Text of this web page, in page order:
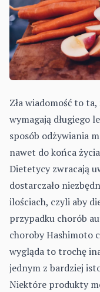
Zła wiadomość to
wymagają długiego
sposób odżywiania
nawet do końca
Dietetycy zwracają
dostarczało
ilościach, czyli aby
przypadku chorób
choroby Hashimoto
wygląda to trochę
jednym z bardziej
Niektóre produkty